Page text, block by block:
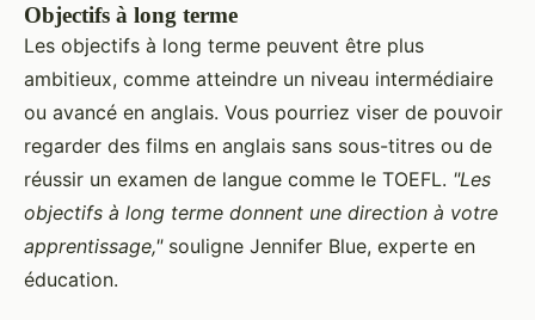
Objectifs à long terme
Les objectifs à long terme peuvent être plus
ambitieux, comme atteindre un niveau intermédiaire
ou avancé en anglais. Vous pourriez viser de pouvoir
regarder des films en anglais sans sous-titres ou de
réussir un examen de langue comme le TOEFL. "Les
objectifs à long terme donnent une direction à votre
apprentissage,"souligne Jennifer Blue, experte en
éducation.